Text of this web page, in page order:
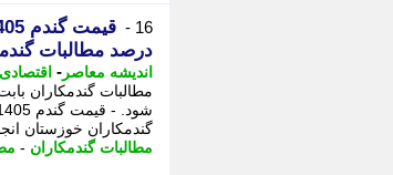
16 -
درصد مطالبات
اندیشه معاصر - اقتصادی
مطالبات گندمکاران
گندمکاران خوزستان
مطالبات گندمکاران -